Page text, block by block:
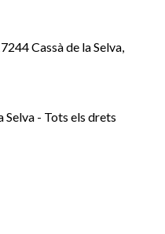
Cassà de la Selva,
- Tots els drets